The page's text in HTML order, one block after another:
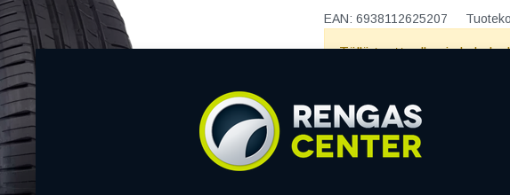
EAN: 6938112625207
Tällä tuotteella ei ole
Jaa
Toimitusehdot